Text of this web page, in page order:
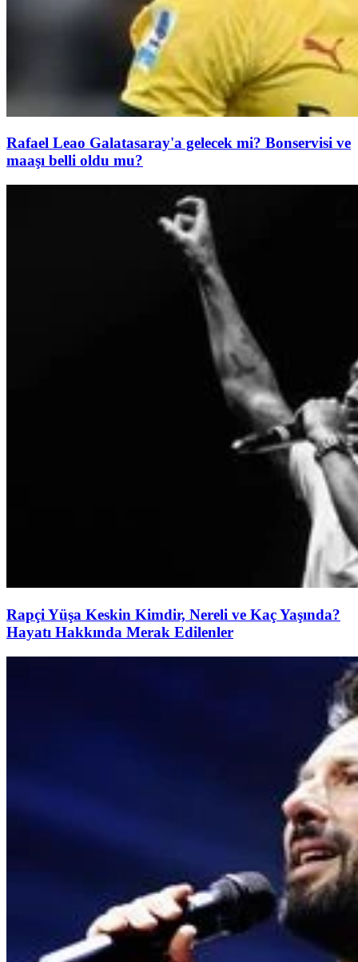
Rafael Leao Galatasaray'a gelecek mi? Bonservisi ve
maaşı belli oldu mu?
Rapçi Yüşa Keskin Kimdir, Nereli ve Kaç Yaşında?
Hayatı Hakkında Merak Edilenler